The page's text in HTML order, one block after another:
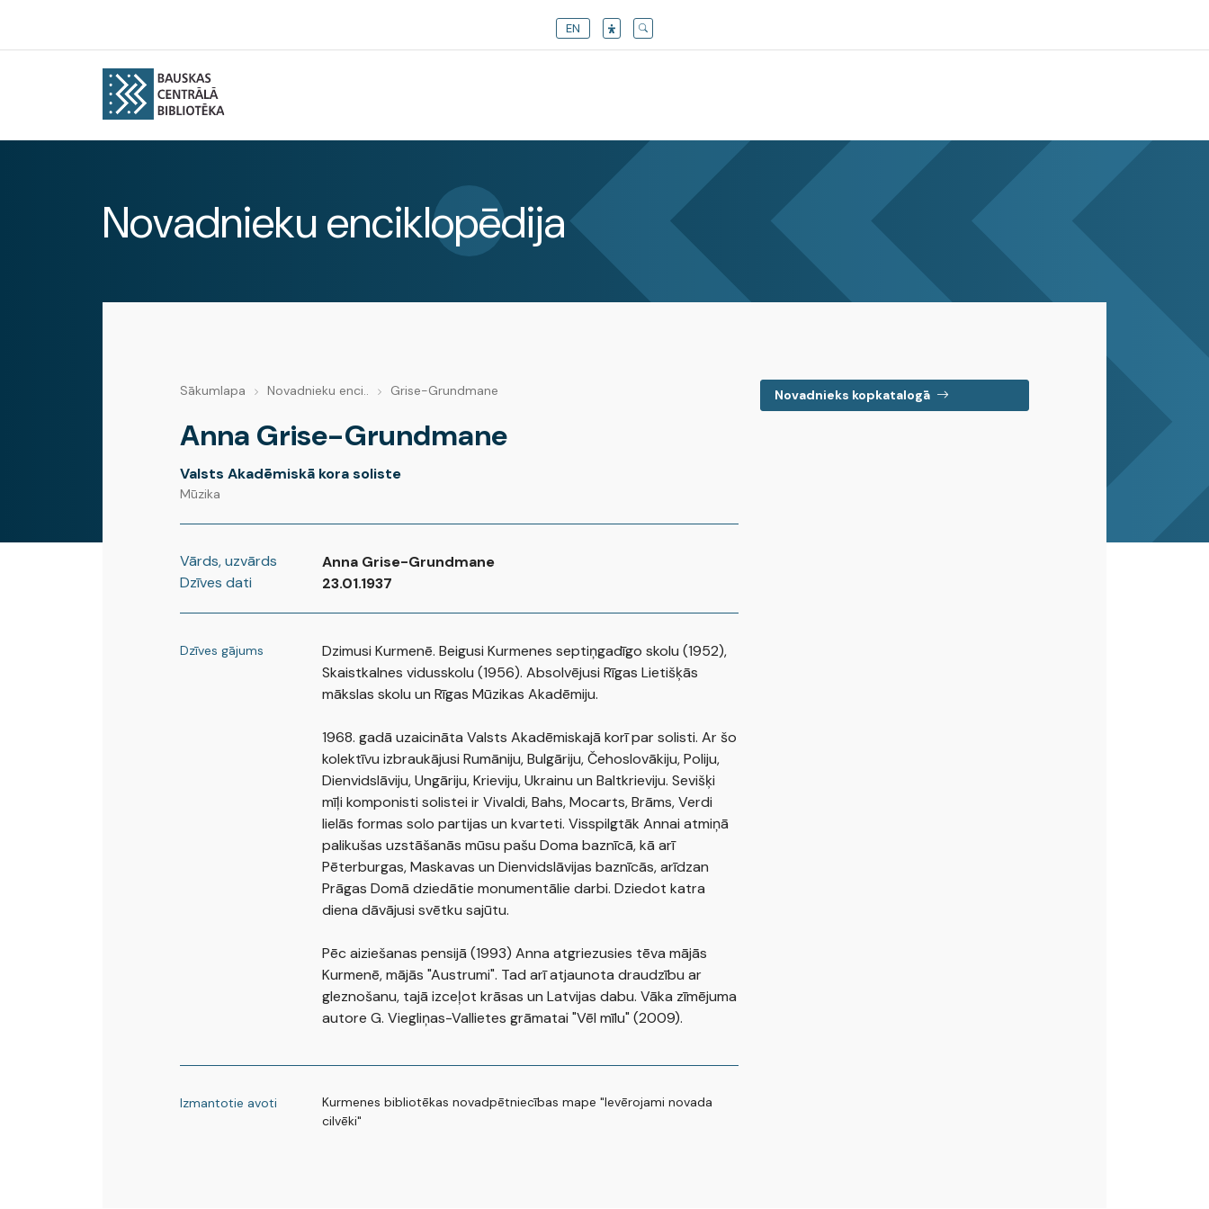
EN
Novadnieku enciklopēdija
Sākumlapa Novadnieku enci.. Grise-Grundmane
Anna Grise-Grundmane
Valsts Akadēmiskā kora soliste
Mūzika
Vārds, uzvārds
Anna Grise-Grundmane
Dzīves dati
23.01.1937
Dzīves gājums
Dzimusi Kurmenē. Beigusi Kurmenes septiņgadīgo skolu (1952),
Skaistkalnes vidusskolu (1956). Absolvējusi Rīgas Lietišķās
mākslas skolu un Rīgas Mūzikas Akadēmiju.
1968. gadā uzaicināta Valsts Akadēmiskajā korī par solisti. Ar šo
kolektīvu izbraukājusi Rumāniju, Bulgāriju, Čehoslovākiju, Poliju,
Dienvidslāviju, Ungāriju, Krieviju, Ukrainu un Baltkrieviju. Sevišķi
mīļi komponisti solistei ir Vivaldi, Bahs, Mocarts, Brāms, Verdi
lielās formas solo partijas un kvarteti. Visspilgtāk Annai atmiņā
palikušas uzstāšanās mūsu pašu Doma baznīcā, kā arī
Pēterburgas, Maskavas un Dienvidslāvijas baznīcās, arīdzan
Prāgas Domā dziedātie monumentālie darbi. Dziedot katra
diena dāvājusi svētku sajūtu.
Pēc aiziešanas pensijā (1993) Anna atgriezusies tēva mājās
Kurmenē, mājās "Austrumi". Tad arī atjaunota draudzību ar
gleznošanu, tajā izceļot krāsas un Latvijas dabu. Vāka zīmējuma
autore G. Viegliņas-Vallietes grāmatai "Vēl mīlu" (2009).
Izmantotie avoti
Kurmenes bibliotēkas novadpētniecības mape "Ievērojami novada
cilvēki"
Novadnieks kopkatalogā